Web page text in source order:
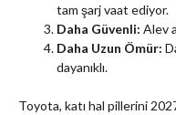
tam şarj vaat ediyor.
Daha Güvenli: Alev
Daha Uzun Ömür:
dayanıklı.
Toyota, katı hal pillerini